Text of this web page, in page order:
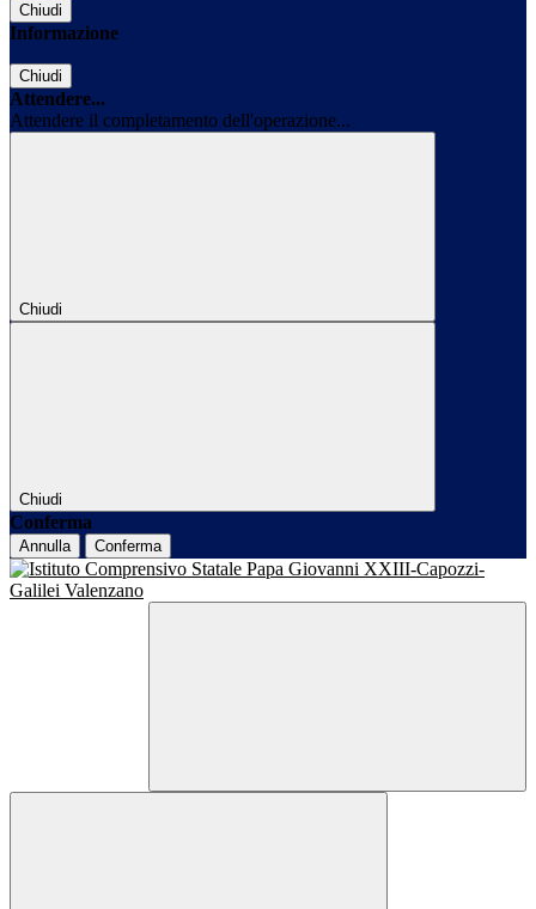
Chiudi
Informazione
Chiudi
Attendere...
Attendere il completamento dell'operazione...
Chiudi
Chiudi
Conferma
Annulla Conferma